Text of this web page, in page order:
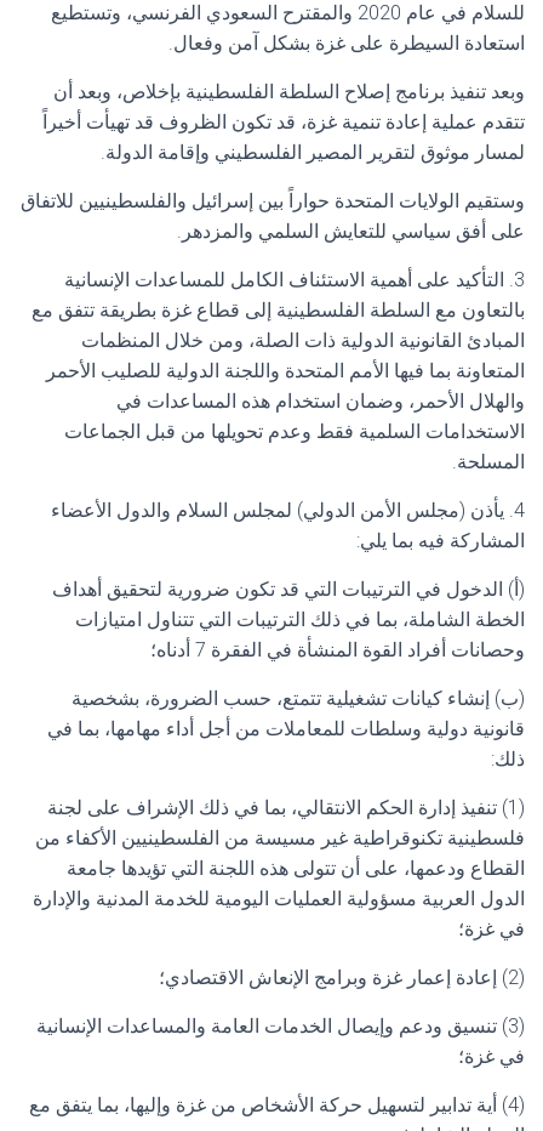
للسلام في عام 2020 والمقترح السعودي الفرنسي، وتستطيع
استعادة السيطرة على غزة بشكل آمن وفعال.
وبعد تنفيذ برنامج إصلاح السلطة الفلسطينية بإخلاص، وبعد أن
تتقدم عملية إعادة تنمية غزة، قد تكون الظروف قد تهيأت أخيراً
لمسار موثوق لتقرير المصير الفلسطيني وإقامة الدولة.
وستقيم الولايات المتحدة حواراً بين إسرائيل والفلسطينيين للاتفاق
على أفق سياسي للتعايش السلمي والمزدهر.
3. التأكيد على أهمية الاستئناف الكامل للمساعدات الإنسانية
بالتعاون مع السلطة الفلسطينية إلى قطاع غزة بطريقة تتفق مع
المبادئ القانونية الدولية ذات الصلة، ومن خلال المنظمات
المتعاونة بما فيها الأمم المتحدة واللجنة الدولية للصليب الأحمر
والهلال الأحمر، وضمان استخدام هذه المساعدات في
الاستخدامات السلمية فقط وعدم تحويلها من قبل الجماعات
المسلحة.
4. يأذن (مجلس الأمن الدولي) لمجلس السلام والدول الأعضاء
المشاركة فيه بما يلي:
(أ) الدخول في الترتيبات التي قد تكون ضرورية لتحقيق أهداف
الخطة الشاملة، بما في ذلك الترتيبات التي تتناول امتيازات
وحصانات أفراد القوة المنشأة في الفقرة 7 أدناه؛
(ب) إنشاء كيانات تشغيلية تتمتع، حسب الضرورة، بشخصية
قانونية دولية وسلطات للمعاملات من أجل أداء مهامها، بما في
ذلك:
(1) تنفيذ إدارة الحكم الانتقالي، بما في ذلك الإشراف على لجنة
فلسطينية تكنوقراطية غير مسيسة من الفلسطينيين الأكفاء من
القطاع ودعمها، على أن تتولى هذه اللجنة التي تؤيدها جامعة
الدول العربية مسؤولية العمليات اليومية للخدمة المدنية والإدارة
في غزة؛
(2) إعادة إعمار غزة وبرامج الإنعاش الاقتصادي؛
(3) تنسيق ودعم وإيصال الخدمات العامة والمساعدات الإنسانية
في غزة؛
(4) أية تدابير لتسهيل حركة الأشخاص من غزة وإليها، بما يتفق مع